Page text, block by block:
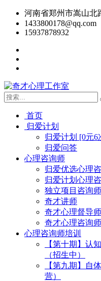
河南省郑州市嵩山北
1433800178@qq.com
15937878932
首页
归爱计划
归爱计划 [0元6
归爱问答
心理咨询师
归爱优选心理
归爱计划心理
独立项目咨询师
奇才讲师
奇才心理督导师
奇才心理咨询师
心理咨询师培训
【第十期】认
（招生中）
【第九期】自
营）